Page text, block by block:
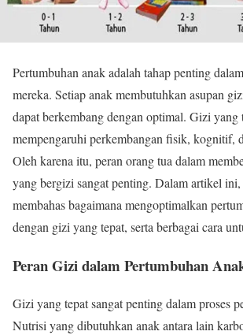
Pertumbuhan anak adalah tahap penting
mereka. Setiap anak membutuhkan asupan
dapat berkembang dengan optimal. Gizi yang
mempengaruhi perkembangan fisik, kognitif,
Oleh karena itu, peran orang tua dalam
yang bergizi sangat penting. Dalam artikel
membahas bagaimana mengoptimalkan
dengan gizi yang tepat, serta berbagai cara
Peran Gizi dalam Pertumbuhan
Gizi yang tepat sangat penting dalam proses
Nutrisi yang dibutuhkan anak antara lain